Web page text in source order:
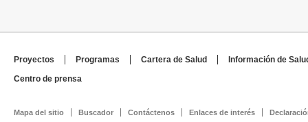
Proyectos Programas Cartera de Salud
Información de
Centro de prensa
Mapa del sitio Buscador Contáctenos Enlaces de interés